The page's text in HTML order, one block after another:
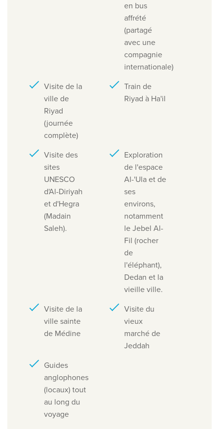
en bus
affrété
(partagé
avec une
compagnie
internationale)
Visite de la
ville de
Riyad
(journée
complète)
Train de
Riyad à Ha'il
Visite des
sites
UNESCO
d'Al-Diriyah
et d'Hegra
(Madain
Saleh).
Exploration
de l'espace
Al-'Ula et de
ses
environs,
notamment
le Jebel Al-
Fil (rocher
de
l'éléphant),
Dedan et la
vieille ville.
Visite de la
ville sainte
de Médine
Visite du
vieux
marché de
Jeddah
Guides
anglophones
(locaux) tout
au long du
voyage